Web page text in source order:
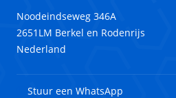
Noodeindseweg 346A
2651LM Berkel en Rodenrijs
Nederland
Stuur een WhatsApp